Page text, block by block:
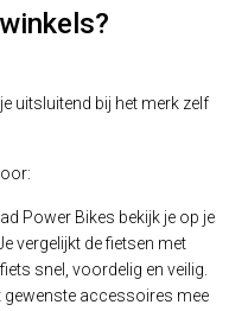
uitsluitend bij het merk zelf
Power Bikes bekijk je op je
vergelijkt de fietsen met
snel, voordelig en veilig.
accessoires mee